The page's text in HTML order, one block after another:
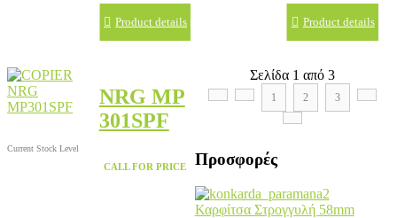
Product details Product details
Current Stock Level
NRG MP
301SPF
CALL FOR PRICE
Σελίδα 1 από 3
1 2 3
Προσφορές
Καρφίτσα Στρογγυλή 58mm